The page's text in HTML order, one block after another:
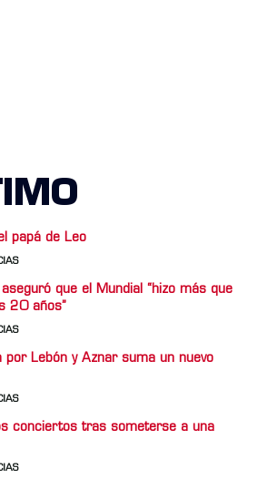
papá de Leo
que el Mundial “hizo más que
20 años”
por Lebón y Aznar suma un nuevo
conciertos tras someterse a una